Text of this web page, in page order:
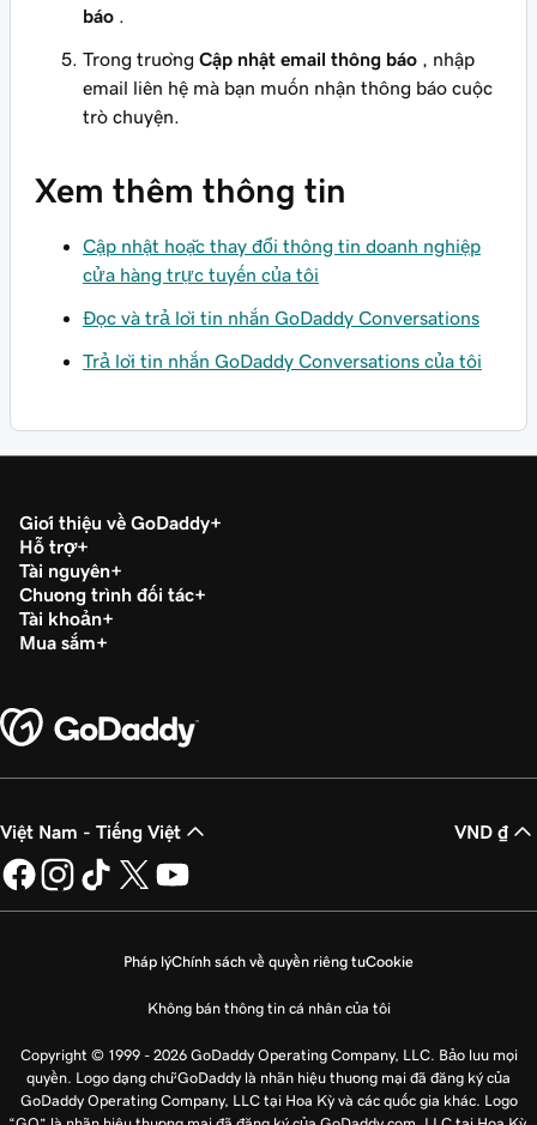
báo
Trong trường Cập nhật email thông báo , nhập
email liên hệ mà bạn muốn nhận thông báo cuộc
trò chuyện.
Xem thêm thông tin
Cập nhật hoặc thay đổi thông tin doanh nghiệp
cửa hàng trực tuyến của tôi
Đọc và trả lời tin nhắn GoDaddy Conversations
Trả lời tin nhắn GoDaddy Conversations của tôi
Giới thiệu về GoDaddy
Hỗ trợ
Tài nguyên
Chương trình đối tác
Tài khoản
Mua sắm
Việt Nam - Tiếng Việt VND ₫
Pháp lýChính sách về quyền riêng tưCookie
Không bán thông tin cá nhân của tôi
Copyright © 1999 - 2026 GoDaddy Operating Company, LLC. Bảo lưu mọi
quyền. Logo dạng chữ GoDaddy là nhãn hiệu thương mại đã đăng ký của
GoDaddy Operating Company, LLC tại Hoa Kỳ và các quốc gia khác. Logo